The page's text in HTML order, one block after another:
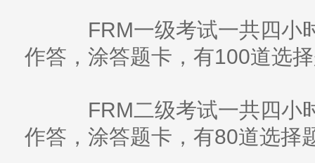
FRM一级考试一共四小
作答，涂答题卡，有100道选
FRM二级考试一共四小
作答，涂答题卡，有80道选择